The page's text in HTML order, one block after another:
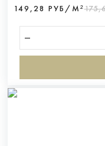
149,28 РУБ/М²